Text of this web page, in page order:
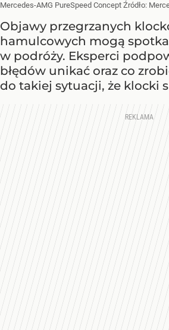
Mercedes-AMG PureSpeed Concept Źródło:
Objawy przegrzanych
hamulcowych mogą
w podróży. Eksperci
błędów unikać oraz co
do takiej sytuacji, że klocki